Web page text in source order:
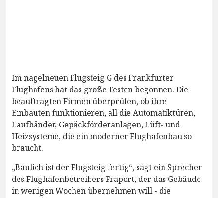
Im nagelneuen Flugsteig G des Frankfurter
Flughafens hat das große Testen begonnen. Die
beauftragten Firmen überprüfen, ob ihre
Einbauten funktionieren, all die Automatiktüren,
Laufbänder, Gepäckförderanlagen, Lüft- und
Heizsysteme, die ein moderner Flughafenbau so
braucht.
„Baulich ist der Flugsteig fertig“, sagt ein Sprecher
des Flughafenbetreibers Fraport, der das Gebäude
in wenigen Wochen übernehmen will - die